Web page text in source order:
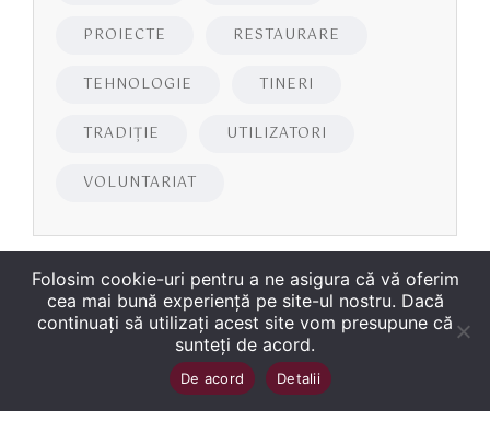
PROIECTE RESTAURARE
TEHNOLOGIE TINERI
TRADIȚIE UTILIZATORI
VOLUNTARIAT
2026Biblioteca Județeană
„George Bariţiu‟ Braşov. Toate drepturile sunt
Folosim cookie-uri pentru a ne asigura că vă oferim
cea mai bună experiență pe site-ul nostru. Dacă
continuați să utilizați acest site vom presupune că
sunteți de acord.
De acord Detalii